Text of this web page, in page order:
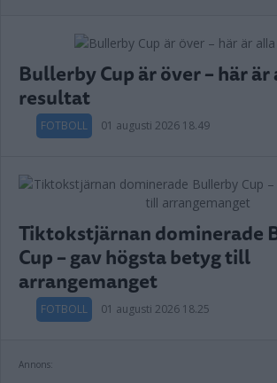
Bullerby Cup är över – här
resultat
FOTBOLL 01 augusti 2026 18.49
Tiktokstjärnan dominerade
Cup – gav högsta betyg till
arrangemanget
FOTBOLL 01 augusti 2026 18.25
Annons: